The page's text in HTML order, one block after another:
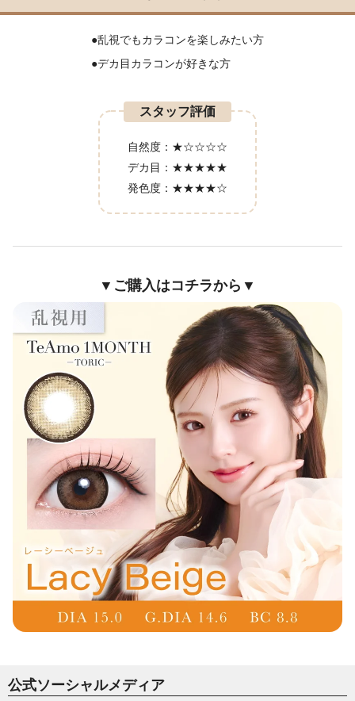
●乱視でもカラコンを楽しみたい方
●デカ目カラコンが好きな方
スタッフ評価
自然度： ★☆☆☆☆
デカ目： ★★★★★
発色度： ★★★★☆
▼ご購入はコチラから▼
公式ソーシャルメディア